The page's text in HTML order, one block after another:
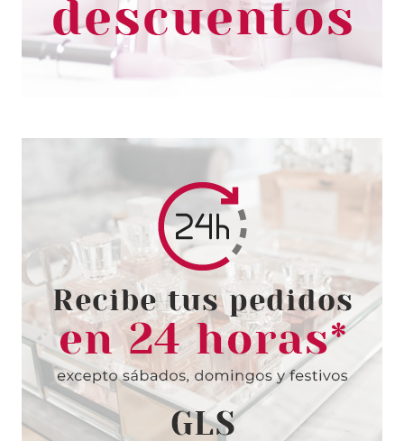
7.50€
AZZARO
AZZARO SPORT EDT 100 ML
21.50€